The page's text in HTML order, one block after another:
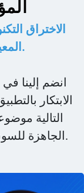
المعيار لصناعة المواد اللاصقة.
انضم إلينا
الابتكار
التالية
الجاهزة للسوق عبر سلسلة قيمة المواد اللاصقة.